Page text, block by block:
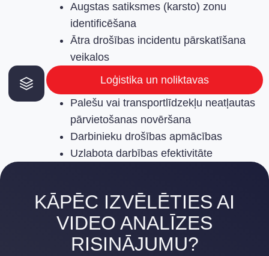
Augstas satiksmes (karsto) zonu
identificēšana
Ātra drošības incidentu pārskatīšana
veikalos
Loģistika un noliktavas
Palešu vai transportlīdzekļu neatļautas
pārvietošanas novēršana
Darbinieku drošības apmācības
Uzlabota darbības efektivitāte
KĀPĒC IZVĒLĒTIES AI
VIDEO ANALĪZES
RISINĀJUMU?